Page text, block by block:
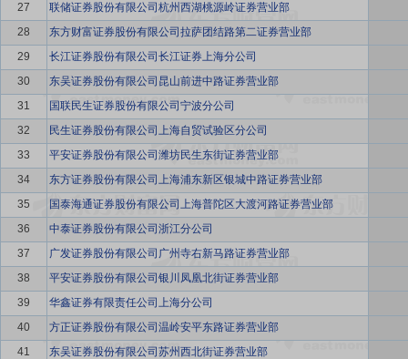
27
联储证券股份有限公司杭州西湖桃源岭证券营业部
28
东方财富证券股份有限公司拉萨团结路第二证券营业部
29
长江证券股份有限公司长江证券上海分公司
30
东吴证券股份有限公司昆山前进中路证券营业部
31
国联民生证券股份有限公司宁波分公司
32
民生证券股份有限公司上海自贸试验区分公司
33
平安证券股份有限公司潍坊民生东街证券营业部
34
东方证券股份有限公司上海浦东新区银城中路证券营业部
35
国泰海通证券股份有限公司上海普陀区大渡河路证券营业部
36
中泰证券股份有限公司浙江分公司
37
广发证券股份有限公司广州寺右新马路证券营业部
38
平安证券股份有限公司银川凤凰北街证券营业部
39
华鑫证券有限责任公司上海分公司
40
方正证券股份有限公司温岭安平东路证券营业部
41
东吴证券股份有限公司苏州西北街证券营业部